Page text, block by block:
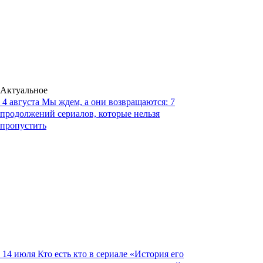
Актуальное
4 августа Мы ждем, а они возвращаются: 7
продолжений сериалов, которые нельзя
пропустить
14 июля Кто есть кто в сериале «История его